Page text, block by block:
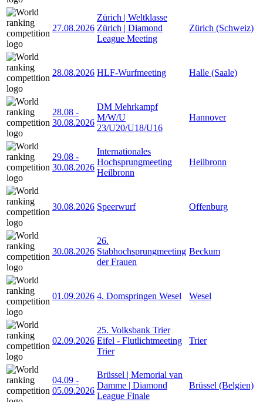
27.08.2026
Zürich | Weltklasse
Zürich | Diamond
League Meeting
Zürich (Schweiz)
28.08.2026 HLF-Wurfmeeting Halle (Saale)
28.08 -
30.08.2026
DM Mehrkampf
M/W/U
23/U20/U18/U16
Hannover
29.08 -
30.08.2026
Internationales
Hochsprungmeeting
Heilbronn
Heilbronn
30.08.2026 Speerwurf Offenburg
30.08.2026
26.
Stabhochsprungmeeting
der Frauen
Beckum
01.09.2026 4. Domspringen Wesel Wesel
02.09.2026
25. Volksbank Trier
Eifel - Flutlichtmeeting
Trier
Trier
04.09 -
05.09.2026
Brüssel | Memorial van
Damme | Diamond
League Finale
Brüssel (Belgien)